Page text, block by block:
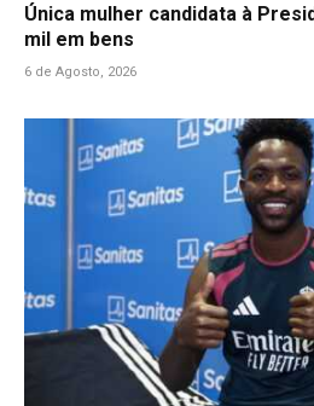
Única mulher candidata à
mil em bens
6 de Agosto, 2026